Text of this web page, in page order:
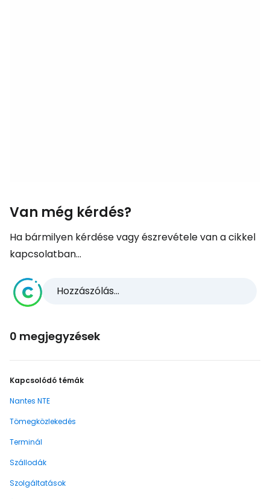
Van még kérdés?
Ha bármilyen kérdése vagy észrevétele van a cikkel
kapcsolatban...
Hozzászólás...
0 megjegyzések
Kapcsolódó témák
Nantes NTE
Tömegközlekedés
Terminál
Szállodák
Szolgáltatások